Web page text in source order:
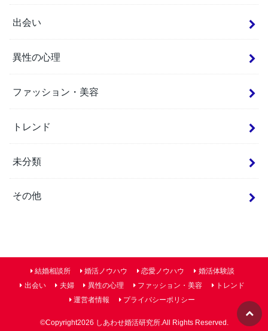
出会い
異性の心理
ファッション・美容
トレンド
未分類
その他
結婚相談所 婚活ノウハウ 恋愛ノウハウ
婚活体験談
出会い
夫婦 異性の心理 ファッション・美容
トレンド
運営者情報
プライバシーポリシー
©Copyright2026 しあわせ婚活研究所.All Rights Reserved.